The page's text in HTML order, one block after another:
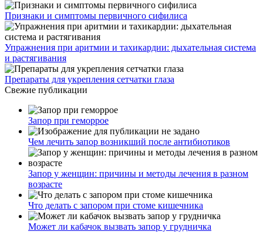
Признаки и симптомы первичного сифилиса
Упражнения при аритмии и тахикардии: дыхательная система
и растягивания
Препараты для укрепления сетчатки глаза
Свежие публикации
Запор при геморрое
Чем лечить запор возникший после антибиотиков
Запор у женщин: причины и методы лечения в разном
возрасте
Что делать с запором при стоме кишечника
Может ли кабачок вызвать запор у грудничка